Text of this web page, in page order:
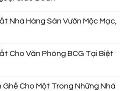
Nhà Hàng Sân Vườn Mộc Mạc,
Cho Văn Phòng BCG Tại Biệt
Ghế Cho Một Trong Những Nhà